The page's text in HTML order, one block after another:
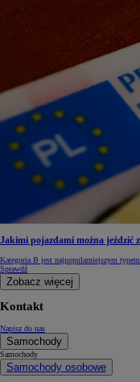
Jakimi pojazdami można jeździć
Kategoria B jest najpopularniejszym
Sprawdź
Zobacz więcej
Kontakt
Napisz do nas
Samochody
Samochody
Samochody osobowe